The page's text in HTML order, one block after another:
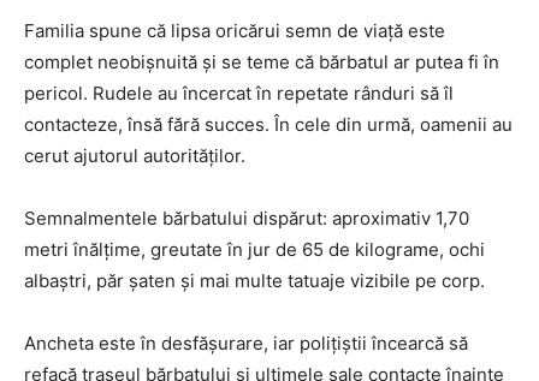
Familia spune că lipsa oricărui semn de viață este
complet neobișnuită și se teme că bărbatul ar putea fi în
pericol. Rudele au încercat în repetate rânduri să îl
contacteze, însă fără succes. În cele din urmă, oamenii au
cerut ajutorul autorităților.
Semnalmentele bărbatului dispărut: aproximativ 1,70
metri înălțime, greutate în jur de 65 de kilograme, ochi
albaștri, păr șaten și mai multe tatuaje vizibile pe corp.
Ancheta este în desfășurare, iar polițiștii încearcă să
refacă traseul bărbatului și ultimele sale contacte înainte